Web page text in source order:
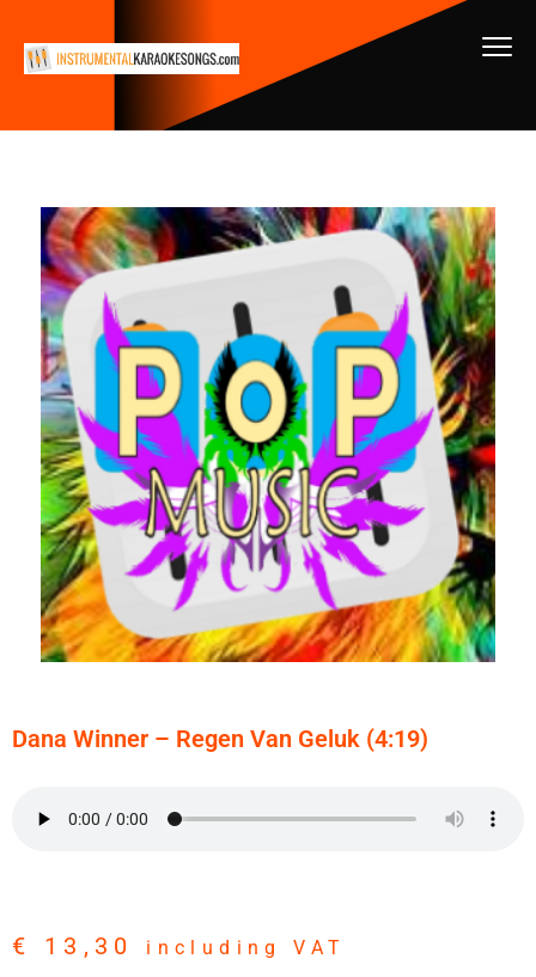
Dana Winner – Regen Van Geluk (4:19)
€ 13,30 including VAT